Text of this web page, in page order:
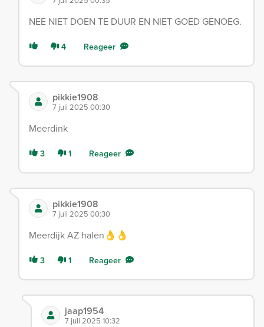
NEE NIET DOEN TE DUUR EN NIET GOED GENOEG.
4 Reageer
pikkie1908
7 juli 2025 00:30
Meerdink
3 1 Reageer
pikkie1908
7 juli 2025 00:30
Meerdijk AZ halen👌👌
3 1 Reageer
jaap1954
7 juli 2025 10:32